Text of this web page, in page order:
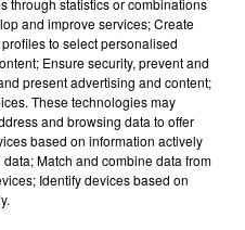
7h17
7h17
through statistics or combinations
and improve services; Create
to select personalised
Ensure security, prevent and
present advertising and content;
These technologies may
and browsing data to offer
based on information actively
Match and combine data from
Identify devices based on